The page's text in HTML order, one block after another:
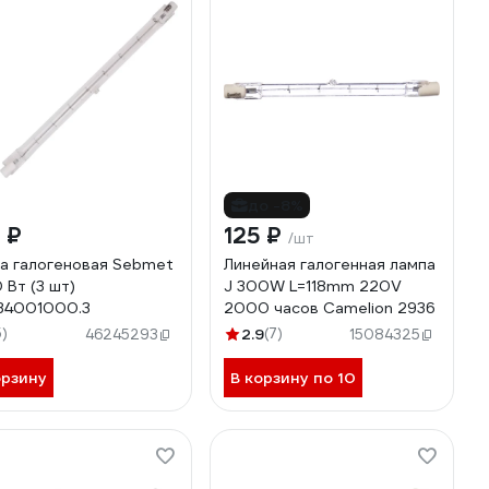
₽
галогеновая Sebmet
Вт (3 шт)
46245293
125 ₽ /шт
Линейная галогенная лампа
J 300W L=118mm 220V
2000 часов Camelion 2936
2.9(7) 15084325
В корзину по 10